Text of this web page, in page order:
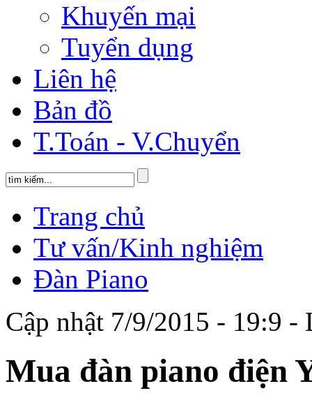
Khuyến mại
Tuyển dụng
Liên hệ
Bản đồ
T.Toán - V.Chuyển
Trang chủ
Tư vấn/Kinh nghiệm
Đàn Piano
Cập nhật 7/9/2015 - 19:9 -
Mua đàn piano điện